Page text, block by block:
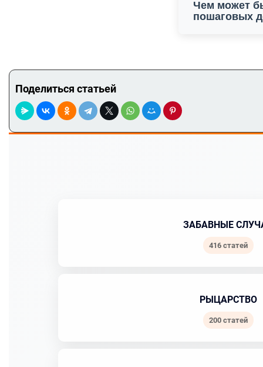
Чем может
пошаговых
Поделиться статьей
ЗАБАВНЫЕ
416 статей
РЫЦАРСТВО
200 статей